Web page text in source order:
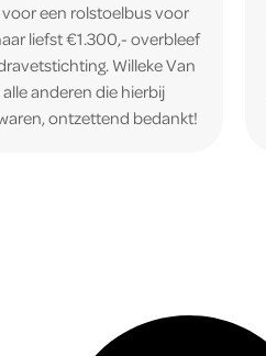
een rolstoelbus voor
liefst €1.300,- overbleef
Willeke Van
anderen die hierbij
ontzettend bedankt!